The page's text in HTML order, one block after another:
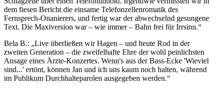
dem fiesen Bericht die einsame Telefonzellenromatik des
Fernsprech-Onanierers, und fertig war der abwechselnd gesungene
Text. Die Maxiversion war – wie immer – Bahn frei für Irrsinn.“
Bela B.: „Live überließen wir Hagen – und heute Rod in der
zweiten Generation – die zweifelhafte Ehre der wohl peinlichsten
Ansage eines Ärzte-Konzertes. Wenn's aus der Bass-Ecke 'Wieviel
sind...' ertönt, können Jan und ich uns kaum noch halten, während
im Publikum Durchhalteparolen ausgegeben werden.“